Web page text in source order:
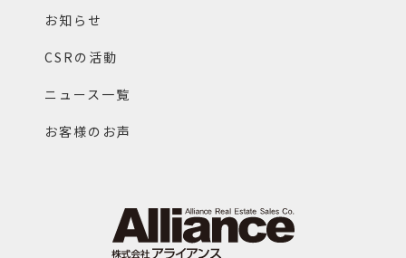
お知らせ
CSRの活動
ニュース一覧
お客様のお声